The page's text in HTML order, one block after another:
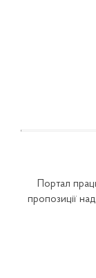
Портал
пропозиції